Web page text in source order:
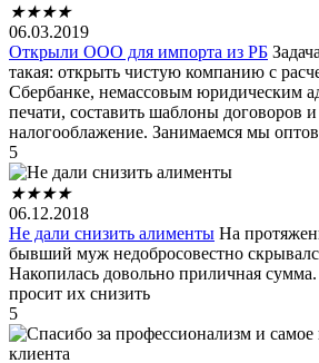
★★★★
06.03.2019
Открыли ООО для импорта из РБ
такая: открыть чистую компанию с
Сбербанке, немассовым юридическим
печати, составить шаблоны договоров
налогооблажение. Занимаемся мы
5
★★★★
06.12.2018
Не дали снизить алименты На
бывший муж недобросовестно
Накопилась довольно приличная
просит их снизить
5